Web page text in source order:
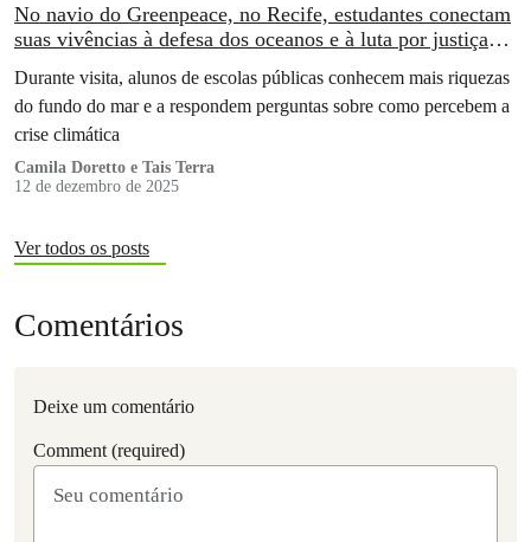
No navio do Greenpeace, no Recife, estudantes conectam
suas vivências à defesa dos oceanos e à luta por justiça
Durante visita, alunos de escolas públicas conhecem mais riquezas
do fundo do mar e a respondem perguntas sobre como percebem a
crise climática
Camila Doretto e Tais Terra
12 de dezembro de 2025
Ver todos os posts
Comentários
Deixe um comentário
Comment (required)